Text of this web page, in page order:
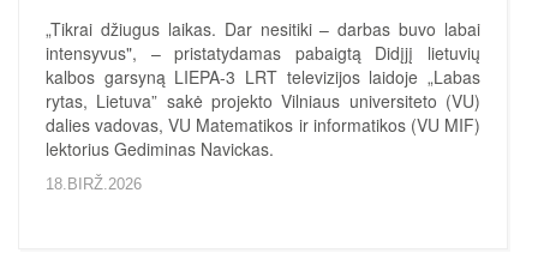
„Tikrai džiugus laikas. Dar nesitiki – darbas buvo labai
intensyvus", – pristatydamas pabaigtą Didįjį lietuvių
kalbos garsyną LIEPA-3 LRT televizijos laidoje „Labas
rytas, Lietuva” sakė projekto Vilniaus universiteto (VU)
dalies vadovas, VU Matematikos ir informatikos (VU MIF)
lektorius Gediminas Navickas.
18.BIRŽ.2026